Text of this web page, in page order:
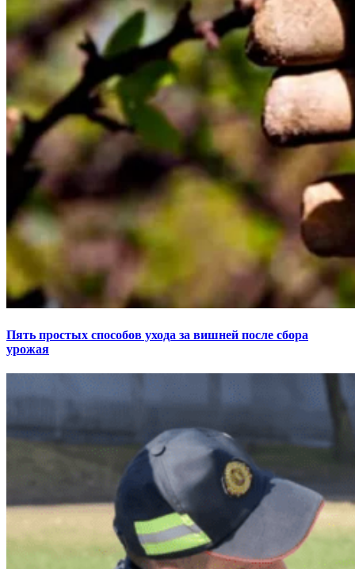
Пять простых способов ухода за вишней после сбора
урожая